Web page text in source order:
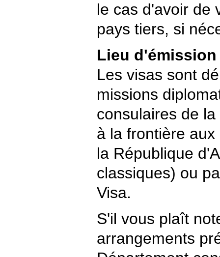
le cas d'avoir de
pays tiers, si
Lieu d'émission
Les visas sont
missions
consulaires de
à la frontière
la République
classiques) ou
Visa.
S'il vous plaît
arrangements